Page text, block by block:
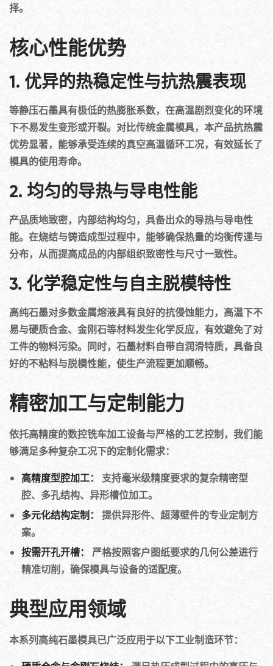
择。
核心性能优势
1. 优异的热稳定性与抗热震表现
等静压石墨具有极低的热膨胀系数，在高温剧烈变化的环境
下不易发生变形或开裂。对比传统金属模具，本产品抗热震
优势显著，能够承受连续的真空高温循环工况，有效延长了
模具的使用寿命。
2. 均匀的导热与导电性能
产品质地致密，内部结构均匀，具备出众的导热与导电性
能。在烧结与铸造成型过程中，能够确保热量的均衡传递与
分布，从而提高成品的内部组织致密性与尺寸一致性。
3. 化学稳定性与自主脱模特性
高纯石墨对多数金属熔液具有良好的抗侵蚀能力，高温下不
易与硬质合金、金刚石等材料发生化学反应，有效避免了对
工件的物料污染。同时，石墨材料自带自润滑特质，具备良
好的不粘料与脱模性能，使生产流程更加顺畅。
精密加工与定制能力
依托高精度的数控铣车加工设备与严格的工艺控制，我们能
够满足多种复杂工况下的定制化需求：
高精度型腔加工：
支持毫米级精度要求的复杂精密型
腔、多孔结构、异形槽位加工。
多元化结构定制：
提供异形件、超薄壁件的专业定制方
案。
按需开孔开槽：
严格按照客户图纸要求的几何公差进行
精准切削，确保模具与设备的适配度。
典型应用领域
本系列高纯石墨模具已广泛应用于以下工业制造环节：